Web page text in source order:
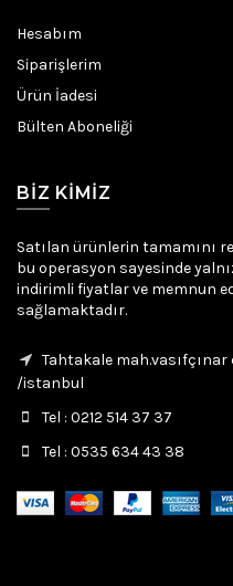
Hesabım
Siparişlerim
Ürün İadesi
Bülten Aboneliği
BIZ KIMIZ
Satılan ürünlerin tamamını
bu operasyon sayesinde
indirimli fiyatlar ve memnun
sağlamaktadır.
Tahtakale
/istanbul
Tel : 0212 514 37 37
Tel : 0535 634 43 38